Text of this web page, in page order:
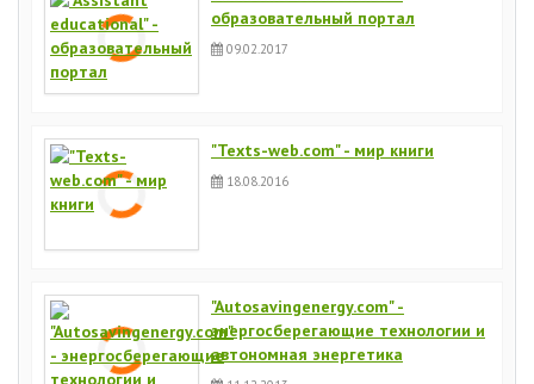
образовательный портал
09.02.2017
"Texts-web.com" - мир книги
18.08.2016
"Autosavingenergy.com" -
энергосберегающие технологии и
автономная энергетика